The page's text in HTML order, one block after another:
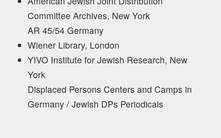
Committee Archives, New York
AR 45/54 Germany
Wiener Library, London
YIVO Institute for Jewish Research, New
York
Displaced Persons Centers and Camps in
Germany / Jewish DPs Periodicals